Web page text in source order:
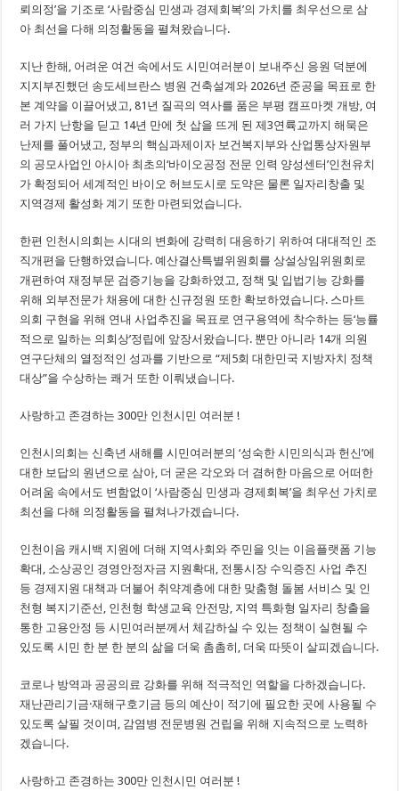
뢰의정’을 기조로 ‘사람중심 민생과 경제회복’의 가치를 최우선으로 삼
아 최선을 다해 의정활동을 펼쳐왔습니다.
지난 한해, 어려운 여건 속에서도 시민여러분이 보내주신 응원 덕분에
지지부진했던 송도세브란스 병원 건축설계와 2026년 준공을 목표로 한
본 계약을 이끌어냈고, 81년 질곡의 역사를 품은 부평 캠프마켓 개방, 여
러 가지 난항을 딛고 14년 만에 첫 삽을 뜨게 된 제3연륙교까지 해묵은
난제를 풀어냈고, 정부의 핵심과제이자 보건복지부와 산업통상자원부
의 공모사업인 아시아 최초의‘바이오공정 전문 인력 양성센터’인천유치
가 확정되어 세계적인 바이오 허브도시로 도약은 물론 일자리창출 및
지역경제 활성화 계기 또한 마련되었습니다.
한편 인천시의회는 시대의 변화에 강력히 대응하기 위하여 대대적인 조
직개편을 단행하였습니다. 예산결산특별위원회를 상설상임위원회로
개편하여 재정부문 검증기능을 강화하였고, 정책 및 입법기능 강화를
위해 외부전문가 채용에 대한 신규정원 또한 확보하였습니다. 스마트
의회 구현을 위해 연내 사업추진을 목표로 연구용역에 착수하는 등‘능률
적으로 일하는 의회상’정립에 앞장서왔습니다. 뿐만 아니라 14개 의원
연구단체의 열정적인 성과를 기반으로 “제5회 대한민국 지방자치 정책
대상”을 수상하는 쾌거 또한 이뤄냈습니다.
사랑하고 존경하는 300만 인천시민 여러분 !
인천시의회는 신축년 새해를 시민여러분의 ‘성숙한 시민의식과 헌신’에
대한 보답의 원년으로 삼아, 더 굳은 각오와 더 겸허한 마음으로 어떠한
어려움 속에서도 변함없이 ‘사람중심 민생과 경제회복’을 최우선 가치로
최선을 다해 의정활동을 펼쳐나가겠습니다.
인천이음 캐시백 지원에 더해 지역사회와 주민을 잇는 이음플랫폼 기능
확대, 소상공인 경영안정자금 지원확대, 전통시장 수익증진 사업 추진
등 경제지원 대책과 더불어 취약계층에 대한 맞춤형 돌봄 서비스 및 인
천형 복지기준선, 인천형 학생교육 안전망, 지역 특화형 일자리 창출을
통한 고용안정 등 시민여러분께서 체감하실 수 있는 정책이 실현될 수
있도록 시민 한 분 한 분의 삶을 더욱 촘촘히, 더욱 따뜻이 살피겠습니다.
코로나 방역과 공공의료 강화를 위해 적극적인 역할을 다하겠습니다.
재난관리기금·재해구호기금 등의 예산이 적기에 필요한 곳에 사용될 수
있도록 살필 것이며, 감염병 전문병원 건립을 위해 지속적으로 노력하
겠습니다.
사랑하고 존경하는 300만 인천시민 여러분 !